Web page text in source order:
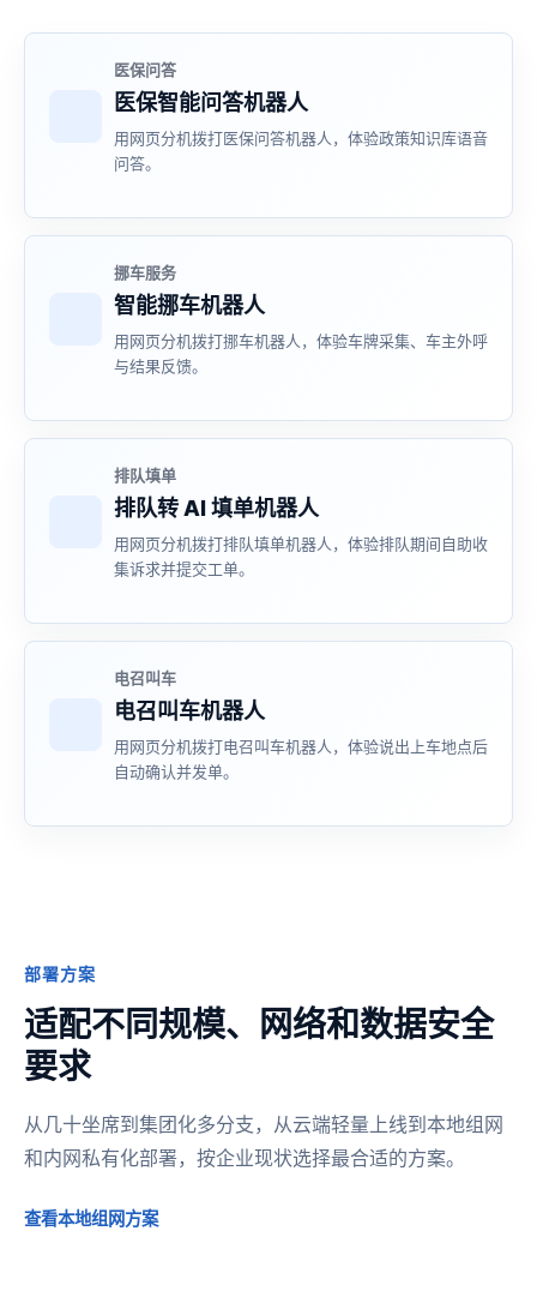
医保问答
医保智能问答机器人
用网页分机拨打医保问答机器人，体验政策知识库语音
问答。
挪车服务
智能挪车机器人
用网页分机拨打挪车机器人，体验车牌采集、车主外呼
与结果反馈。
排队填单
排队转 AI 填单机器人
用网页分机拨打排队填单机器人，体验排队期间自助收
集诉求并提交工单。
电召叫车
电召叫车机器人
用网页分机拨打电召叫车机器人，体验说出上车地点后
自动确认并发单。
部署方案
适配不同规模、网络和数据安全
要求
从几十坐席到集团化多分支，从云端轻量上线到本地组网
和内网私有化部署，按企业现状选择最合适的方案。
查看本地组网方案